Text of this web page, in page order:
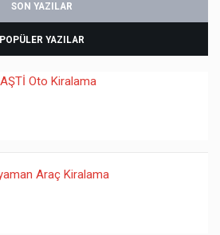
SON YAZILAR
POPÜLER YAZILAR